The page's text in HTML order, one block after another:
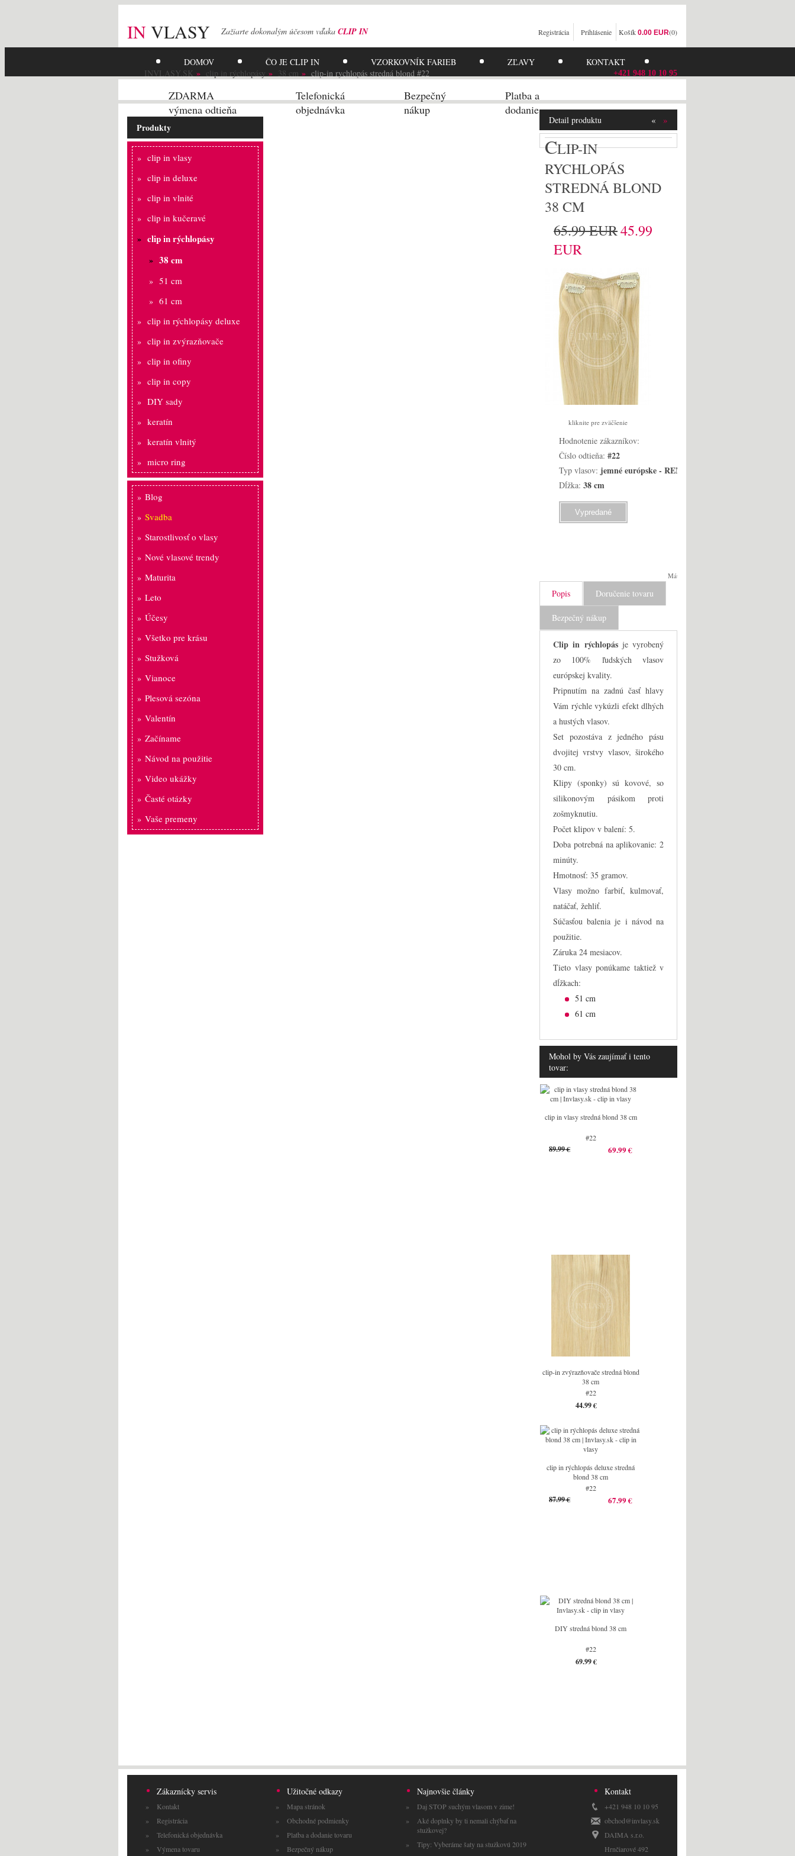
DOMOV ČO JE CLIP IN VZORKOVNÍK FARIEB ZĽAVY KONTAKT
IN VLASY Zažiarte dokonalým účesom vďaka CLIP IN Registrácia Prihlásenie Košík 0.00 EUR(0)
INVLASY.SK clip in rýchlopásy 38 cm clip-in rychlopás stredná blond #22 +421 948 10 10 95
ZDARMA
výmena odtieňa
Telefonická
objednávka
Bezpečný
nákup
Platba a
dodanie
Produkty
clip in vlasy
clip in deluxe
clip in vlnité
clip in kučeravé
clip in rýchlopásy
38 cm
51 cm
61 cm
clip in rýchlopásy deluxe
clip in zvýrazňovače
clip in ofiny
clip in copy
DIY sady
keratín
keratín vlnitý
micro ring
Blog
Svadba
Starostlivosť o vlasy
Nové vlasové trendy
Maturita
Leto
Účesy
Všetko pre krásu
Stužková
Vianoce
Plesová sezóna
Valentín
Začíname
Návod na použitie
Video ukážky
Časté otázky
Vaše premeny
Detail produktu « »
CLIP-IN
RYCHLOPÁS
STREDNÁ BLOND
38 CM
65.99 EUR45.99
EUR
kliknite pre zväčšenie
Hodnotenie zákazníkov:
Číslo odtieňa: #22
Typ vlasov: jemné európske - REMY
Dĺžka: 38 cm
Vypredané
Máte otázku?
Popis Doručenie tovaru
Bezpečný nákup
Clip in rýchlopásje vyrobený
zo 100% ľudských vlasov
európskej kvality.
Pripnutím na zadnú časť hlavy
Vám rýchle vykúzli efekt dlhých
a hustých vlasov.
Set pozostáva z jedného pásu
dvojitej vrstvy vlasov, širokého
30 cm.
Klipy (sponky) sú kovové, so
silikonovým pásikom proti
zošmyknutiu.
Počet klipov v balení: 5.
Doba potrebná na aplikovanie: 2
minúty.
Hmotnosť: 35 gramov.
Vlasy možno farbiť, kulmovať,
natáčať, žehliť.
Súčasťou balenia je i návod na
použitie.
Záruka 24 mesiacov.
Tieto vlasy ponúkame taktiež v
dĺžkach:
51 cm
61 cm
Mohol by Vás zaujímať i tento
tovar:
clip in vlasy stredná blond 38 cm
#22
89.99 € 69.99 €
clip-in zvýrazňovače stredná blond
38 cm
#22
44.99 €
clip in rýchlopás deluxe stredná
blond 38 cm
#22
87.99 € 67.99 €
DIY stredná blond 38 cm
#22
69.99 €
Zákaznícky servis
Kontakt
Registrácia
Telefonická objednávka
Výmena tovaru
Užitočné odkazy
Mapa stránok
Obchodné podmienky
Platba a dodanie tovaru
Bezpečný nákup
Najnovšie články
Daj STOP suchým vlasom v zime!
Aké doplnky by ti nemali chýbať na
stužkovej?
Tipy: Vyberáme šaty na stužkovú 2019
Kontakt
+421 948 10 10 95
obchod@invlasy.sk
DAIMA s.r.o.
Hrnčiarové 492